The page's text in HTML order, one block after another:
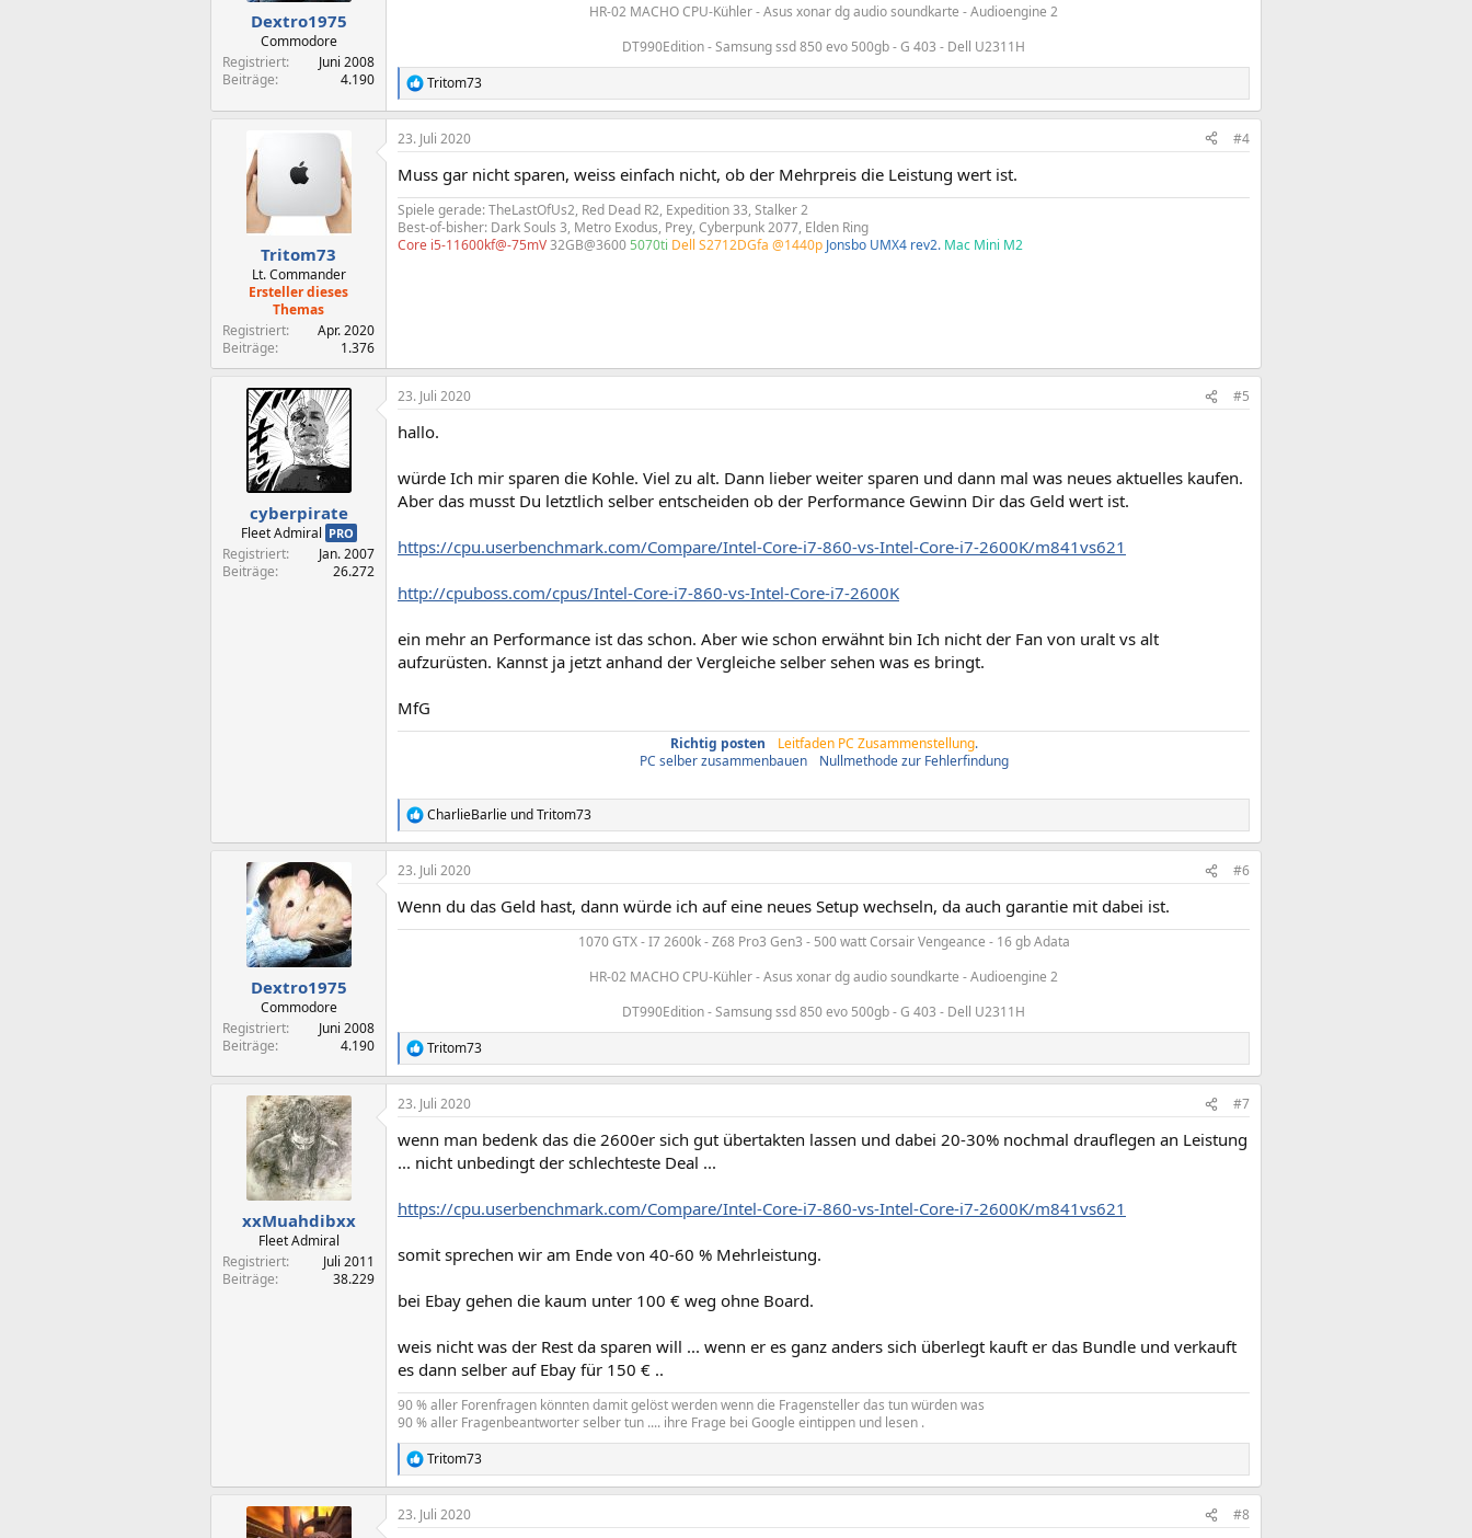
Dextro1975
Commodore
Registriert
Juni 2008
Beiträge
4.190
HR-02 MACHO CPU-Kühler - Asus xonar dg audio soundkarte - Audioengine 2​
DT990Edition - Samsung ssd 850 evo 500gb - G 403 - Dell U2311H​
R
e
a
k
i
o
n
e
n
Tritom73
Tritom73
Lt. Commander
Ersteller dieses
Themas
Registriert
Apr. 2020
Beiträge
1.376
23. Juli 2020 #4
Muss gar nicht sparen, weiss einfach nicht, ob der Mehrpreis die Leistung wert ist.
Spiele gerade: TheLastOfUs2, Red Dead R2, Expedition 33, Stalker 2
Best-of-bisher: Dark Souls 3, Metro Exodus, Prey, Cyberpunk 2077, Elden Ring
Core i5-11600kf@-75mV32GB@3600 5070ti Dell S2712DGfa @1440p Jonsbo UMX4 rev2. Mac Mini M2
cyberpirate
Fleet Admiral PRO
Registriert
Jan. 2007
Beiträge
26.272
23. Juli 2020 #5
hallo.
würde Ich mir sparen die Kohle. Viel zu alt. Dann lieber weiter sparen und dann mal was neues aktuelles kaufen.
Aber das musst Du letztlich selber entscheiden ob der Performance Gewinn Dir das Geld wert ist.
https://cpu.userbenchmark.com/Compare/Intel-Core-i7-860-vs-Intel-Core-i7-2600K/m841vs621
http://cpuboss.com/cpus/Intel-Core-i7-860-vs-Intel-Core-i7-2600K
ein mehr an Performance ist das schon. Aber wie schon erwähnt bin Ich nicht der Fan von uralt vs alt
aufzurüsten. Kannst ja jetzt anhand der Vergleiche selber sehen was es bringt.
MfG
Richtig posten Leitfaden PC Zusammenstellung.
PC selber zusammenbauen
Nullmethode zur Fehlerfindung
R
e
a
k
i
o
CharlieBarlie undTritom73
Dextro1975
Commodore
Registriert
Juni 2008
Beiträge
4.190
23. Juli 2020 #6
Wenn du das Geld hast, dann würde ich auf eine neues Setup wechseln, da auch garantie mit dabei ist.
1070 GTX - I7 2600k - Z68 Pro3 Gen3 - 500 watt Corsair Vengeance - 16 gb Adata​
HR-02 MACHO CPU-Kühler - Asus xonar dg audio soundkarte - Audioengine 2​
DT990Edition - Samsung ssd 850 evo 500gb - G 403 - Dell U2311H​
R
e
a
k
i
n
Tritom73
xxMuahdibxx
Fleet Admiral
Registriert
Juli 2011
Beiträge
38.229
23. Juli 2020 #7
wenn man bedenk das die 2600er sich gut übertakten lassen und dabei 20-30% nochmal drauflegen an Leistung
... nicht unbedingt der schlechteste Deal ...
https://cpu.userbenchmark.com/Compare/Intel-Core-i7-860-vs-Intel-Core-i7-2600K/m841vs621
somit sprechen wir am Ende von 40-60 % Mehrleistung.
bei Ebay gehen die kaum unter 100 € weg ohne Board.
weis nicht was der Rest da sparen will ... wenn er es ganz anders sich überlegt kauft er das Bundle und verkauft
es dann selber auf Ebay für 150 € ..
90 % aller Forenfragen könnten damit gelöst werden wenn die Fragensteller das tun würden was
90 % aller Fragenbeantworter selber tun .... ihre Frage bei Google eintippen und lesen .
R
e
a
k
Tritom73
23. Juli 2020 #8